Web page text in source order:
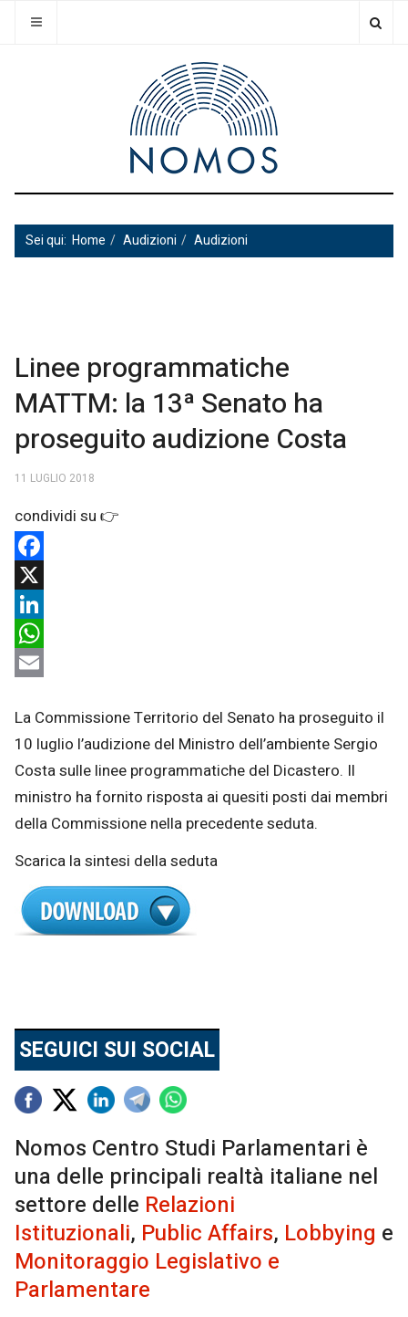
Sei qui: Home Audizioni Audizioni
Linee programmatiche
MATTM: la 13ª Senato ha
proseguito audizione Costa
11 LUGLIO 2018
Facebook
X
LinkedIn
WhatsApp
La Commissione Territorio del Senato ha proseguito il
10 luglio l’audizione del Ministro dell’ambiente Sergio
Costa sulle linee programmatiche del Dicastero. Il
ministro ha fornito risposta ai quesiti posti dai membri
della Commissione nella precedente seduta.
Scarica la sintesi della seduta
SEGUICI SUI SOCIAL
Nomos Centro Studi Parlamentari è
una delle principali realtà italiane nel
settore delle Relazioni
Istituzionali, Public Affairs, Lobbying e
Monitoraggio Legislativo e
Parlamentare